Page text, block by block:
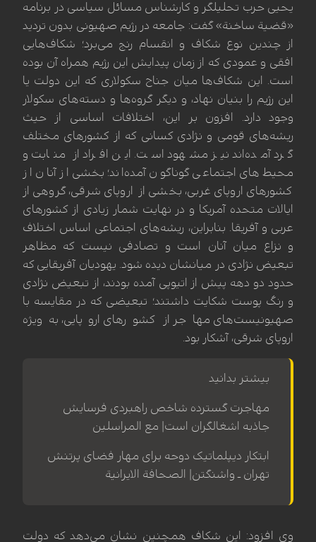
یحیى حرب تحلیلگر و کارشناس مسائل سیاسی در برنامه
«قضیة ساخنة» گفت: جامعه در رژیم صهیونی بدون تردید
از چندین نوع شکاف و انقسام رنج می‌برد؛ شکاف‌هایی
افقی و عمودی که از زمان پیدایش این رژیم همراه آن بوده
است. این شکاف‌ها میان جناح سکولاری که این دولت یا
این رژیم را بنیان نهاد، و دیگر گروه‌ها و دسته‌های سکولار
وجود دارد. افزون بر این، اختلافات اساسی از حیث
ریشه‌های قومی و نژادی کسانی که از کشورهای مختلف
گرد آمده‌اند نیز مشهود است. این افراد از منابت و
محیط‌های اجتماعی گوناگون آمده‌اند؛ بخشی از آنان از
کشورهای اروپای غربی، بخشی از اروپای شرقی، گروهی از
ایالات متحده آمریکا و در نهایت شمار زیادی از کشورهای
عربی و آفریقا. بنابراین، ریشه‌های اجتماعی اساس اختلاف
و نزاع میان آنان است و تصادفی نیست که مظاهر
تبعیض نژادی در میانشان دیده شود. یهودیان آفریقایی که
حدود دو دهه پیش از اتیوپی آمده بودند، از تبعیض نژادی
و رنگ پوست شکایت داشتند؛ تبعیضی که در مقایسه با
صهیونیست‌های مهاجر از کشورهای اروپایی، به‌ویژه
اروپای شرقی، آشکار بود.
بیشتر بدانید
مهاجرت گسترده شاخص راهبردی فرسایش
جاذبه اشغالگران است| مع المراسلین
ابتکار دیپلماتیک دوحه برای مهار فضای پرتنش
تهران ـ واشنگتن| الصحافة الایرانیة
وی افزود: این شکاف همچنین نشان می‌دهد که دولت